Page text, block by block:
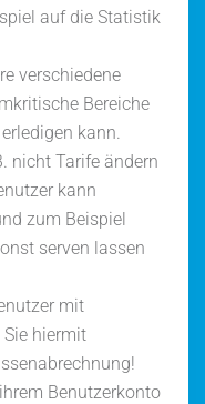
auf die Statistik
verschiedene
Bereiche
kann.
nicht Tarife ändern
kann
zum Beispiel
serven lassen
mit
hiermit
Benutzerkonto